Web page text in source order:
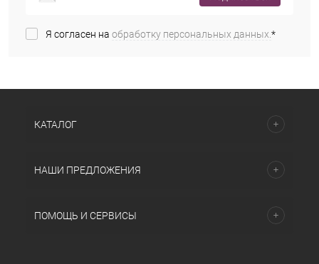
Я согласен на обработку персональных данных. *
КАТАЛОГ
НАШИ ПРЕДЛОЖЕНИЯ
ПОМОЩЬ И СЕРВИСЫ